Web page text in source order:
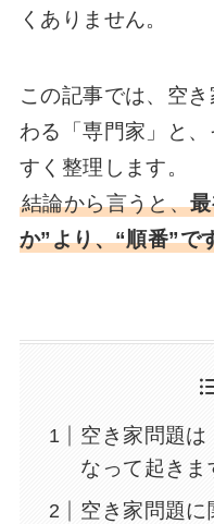
くありません。
この記事では、空
わる「専門家」と
すく整理します。
結論から言うと、
か”より、“順番”で
空き家問題は
なって起きま
空き家問題に